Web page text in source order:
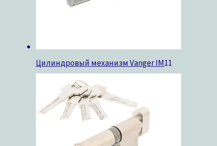
Цилиндровый механизм Vanger IM11